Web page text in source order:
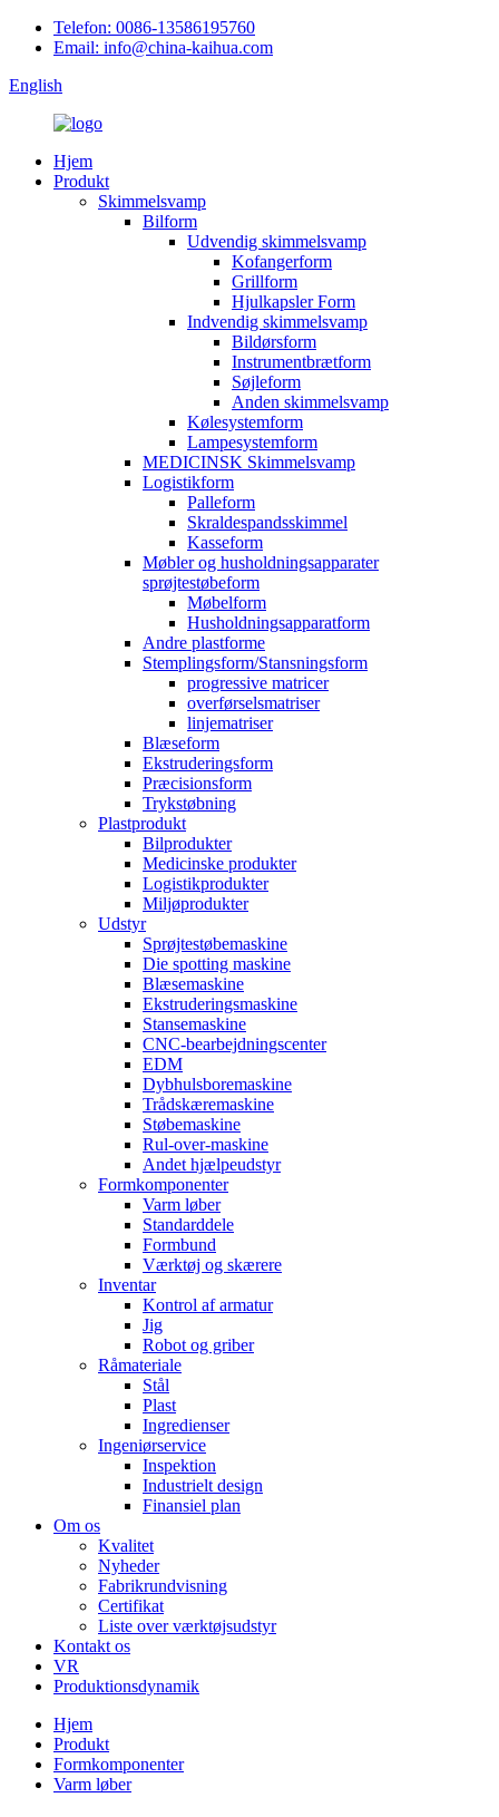
Telefon: 0086-13586195760
Email: info@china-kaihua.com
English
Hjem
Produkt
Skimmelsvamp
Bilform
Udvendig skimmelsvamp
Kofangerform
Grillform
Hjulkapsler Form
Indvendig skimmelsvamp
Bildørsform
Instrumentbrætform
Søjleform
Anden skimmelsvamp
Kølesystemform
Lampesystemform
MEDICINSK Skimmelsvamp
Logistikform
Palleform
Skraldespandsskimmel
Kasseform
Møbler og husholdningsapparater
sprøjtestøbeform
Møbelform
Husholdningsapparatform
Andre plastforme
Stemplingsform/Stansningsform
progressive matricer
overførselsmatriser
linjematriser
Blæseform
Ekstruderingsform
Præcisionsform
Trykstøbning
Plastprodukt
Bilprodukter
Medicinske produkter
Logistikprodukter
Miljøprodukter
Udstyr
Sprøjtestøbemaskine
Die spotting maskine
Blæsemaskine
Ekstruderingsmaskine
Stansemaskine
CNC-bearbejdningscenter
EDM
Dybhulsboremaskine
Trådskæremaskine
Støbemaskine
Rul-over-maskine
Andet hjælpeudstyr
Formkomponenter
Varm løber
Standarddele
Formbund
Værktøj og skærere
Inventar
Kontrol af armatur
Jig
Robot og griber
Råmateriale
Stål
Plast
Ingredienser
Ingeniørservice
Inspektion
Industrielt design
Finansiel plan
Om os
Kvalitet
Nyheder
Fabrikrundvisning
Certifikat
Liste over værktøjsudstyr
Kontakt os
VR
Produktionsdynamik
Hjem
Produkt
Formkomponenter
Varm løber